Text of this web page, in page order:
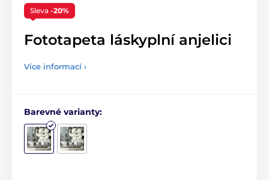
Sleva -20%
Fototapeta láskyplní anjelici
Více informací ›
Barevné varianty: